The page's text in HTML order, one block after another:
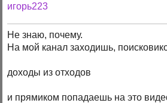
игорь223
Не знаю, почему.
На мой канал заходишь,
доходы из отходов
и прямиком попадаешь на это